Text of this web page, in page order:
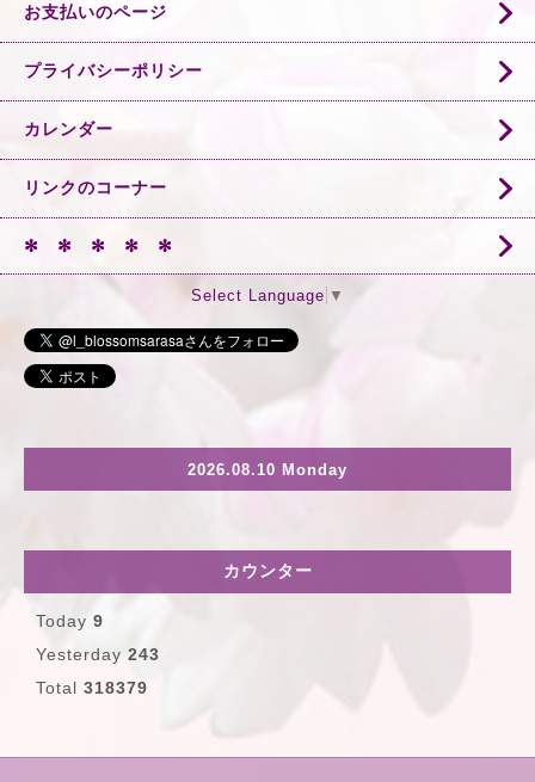
お支払いのページ
プライバシーポリシー
カレンダー
リンクのコーナー
✻ ✻ ✻ ✻ ✻
Select Language ▼
2026.08.10 Monday
カウンター
Today 9
Yesterday 243
Total 318379